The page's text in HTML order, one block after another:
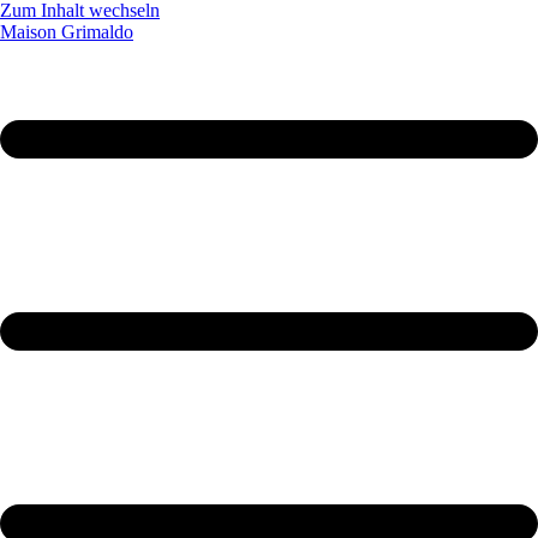
Zum Inhalt wechseln
Maison Grimaldo